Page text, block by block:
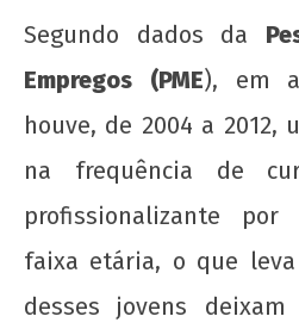
Segundo dados da
Empregos (PME), em
houve, de 2004 a 2012,
na frequência de
profissionalizante por
faixa etária, o que
desses jovens